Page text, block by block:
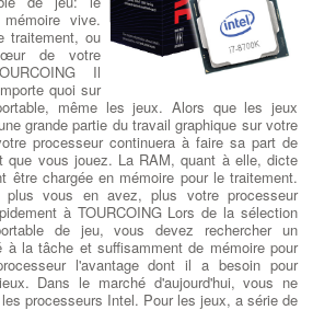
ordinateur -
:Qu'est-ce
?Un
est un
qui
sans
des
et
appelé 'malware',il s'agit d'un
. à TOURCOING Éliminer les virus et les
problématique en fonction du type de fichier
de l'infection et des actions ultérieures
à TOURCOING Dans la plupart des
est en mesure de restaurer le système
votre ordinateur, les programmes et de
d'origine. Dans de rares situations, il peut
réinstaller le système tout en restaurant les
plus récentssur le marché et ils auront une
électriques et optiques, ce qui permettra
remise en état de votre ordinateur
Réparateur Ordi Portable
sur PC Portables
dur de
: Si vous
d'avoir
dur ou
perte de vos
savez
il peut
d'avoir
vive.
traitement, ou
de votre
Il
quoi sur
même les jeux. Alors que les jeux
grande partie du travail graphique sur votre
processeur continuera à faire sa part de
que vous jouez. La RAM, quant à elle, dicte
être chargée en mémoire pour le traitement.
plus vous en avez, plus votre processeur
à TOURCOING Lors de la sélection
de jeu, vous devez rechercher un
à la tâche et suffisamment de mémoire pour
l'avantage dont il a besoin pour
Dans le marché d'aujourd'hui, vous ne
processeurs Intel. Pour les jeux, a série de